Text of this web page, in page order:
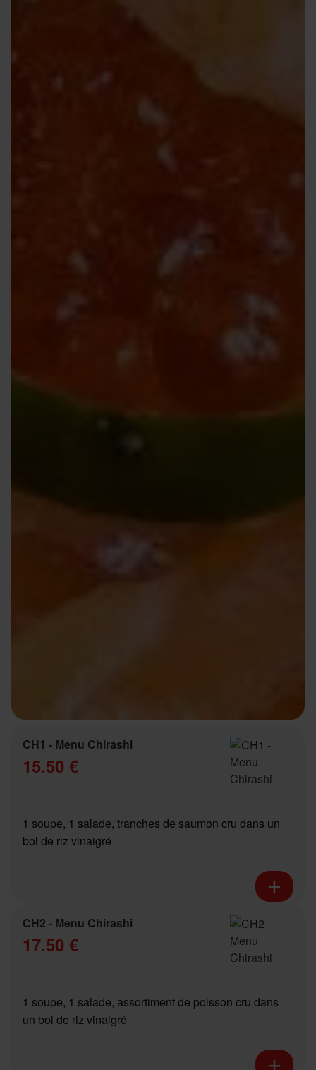
CH1 - Menu Chirashi
15.50 €
1 soupe, 1 salade, tranches de saumon cru dans un
bol de riz vinaigré
CH2 - Menu Chirashi
17.50 €
1 soupe, 1 salade, assortiment de poisson cru dans
un bol de riz vinaigré